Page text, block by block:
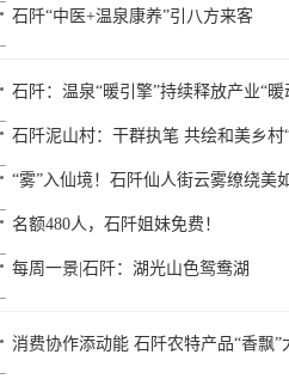
石阡“中医+温泉康养”引八方来客
石阡：温泉“暖引擎”持续释放产业“暖
石阡泥山村：干群执笔 共绘和美乡村
“雾”入仙境！石阡仙人街云雾缭绕美
名额480人，石阡姐妹免费！
每周一景|石阡：湖光山色鸳鸯湖
消费协作添动能 石阡农特产品“香飘”